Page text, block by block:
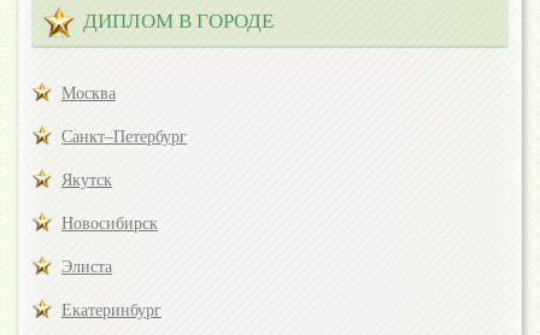
ДИПЛОМ В ГОРОДЕ
Москва
Санкт–Петербург
Якутск
Новосибирск
Элиста
Екатеринбург